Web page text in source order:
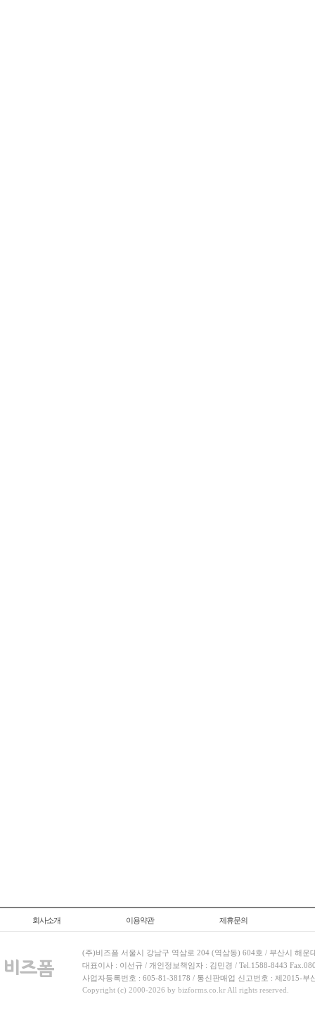
회사소개 이용약관 제휴문의
(주)비즈폼 서울시 강남구 역삼로 204 (역삼동) 604호 / 부산시 해운
대표이사 : 이선규 / 개인정보책임자 : 김민경 / Tel.1588-8443
사업자등록번호 : 605-81-38178 / 통신판매업 신고번호 : 제2015-부
Copyright (c) 2000-2026 by bizforms.co.kr All rights reserved.